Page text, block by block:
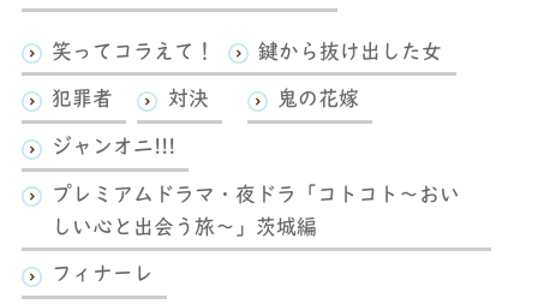
笑ってコラえて！ 鍵から抜け出した女
犯罪者 対決 鬼の花嫁
ジャンオニ!!!
プレミアムドラマ・夜ドラ「コトコト～おい
しい心と出会う旅～」茨城編
フィナーレ